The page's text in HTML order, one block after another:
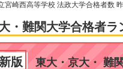
宮崎西高等学校 法政大学合格者数
・難関大学合格者ラ
版 東大・京大・ 難